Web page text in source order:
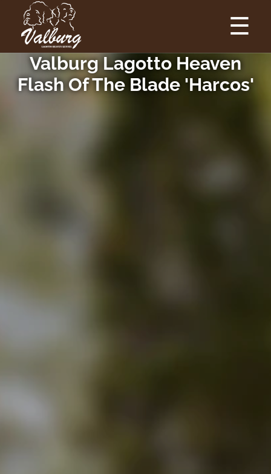
☰
Valburg Lagotto Heaven
Flash Of The Blade 'Harcos'